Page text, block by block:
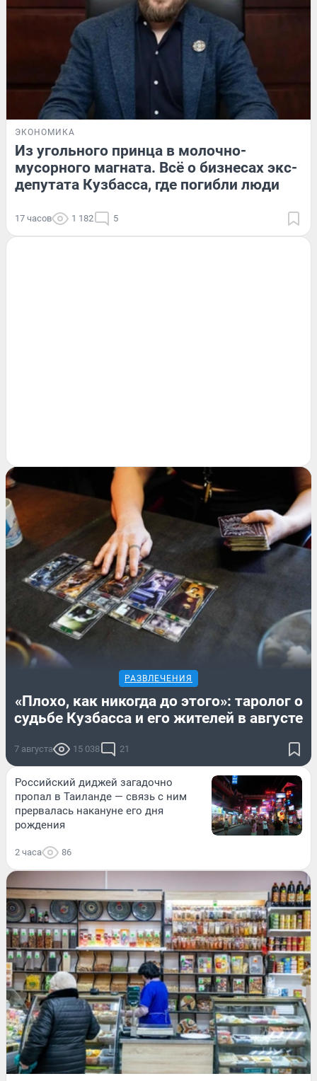
ЭКОНОМИКА
Из угольного принца в молочно-
мусорного магната. Всё о бизнесах экс-
депутата Кузбасса, где погибли люди
17 часов 1 182 5
РАЗВЛЕЧЕНИЯ
«Плохо, как никогда до этого»: таролог о
судьбе Кузбасса и его жителей в августе
7 августа 15 038 21
Российский диджей загадочно
пропал в Таиланде — связь с ним
прервалась накануне его дня
рождения
2 часа 86